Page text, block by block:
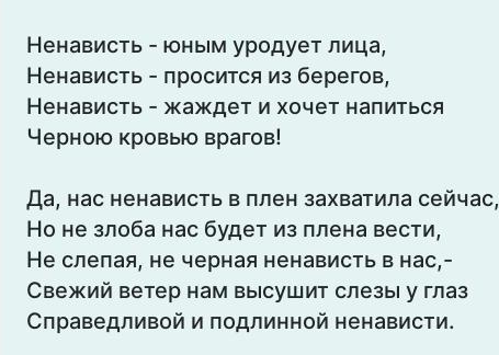
Ненависть - юным уродует лица,
Ненависть - просится из берегов,
Ненависть - жаждет и хочет напиться
Черною кровью врагов!
Да, нас ненависть в плен захватила сейчас,
Но не злоба нас будет из плена вести,
Не слепая, не черная ненависть в нас,-
Свежий ветер нам высушит слезы у глаз
Справедливой и подлинной ненависти.